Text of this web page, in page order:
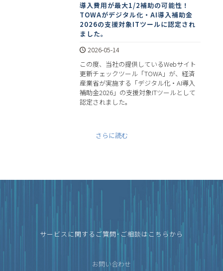
導入費用が最大1/2補助の可能性！
TOWAがデジタル化・AI導入補助金
2026の支援対象ITツールに認定され
ました。
2026-05-14
この度、当社の提供しているWebサイト
更新チェックツール「TOWA」が、経済
産業省が実施する「デジタル化・AI導入
補助金2026」の支援対象ITツールとして
認定されました。
さらに読む
サービスに関するご質問･ご相談はこちらから
お問い合わせ